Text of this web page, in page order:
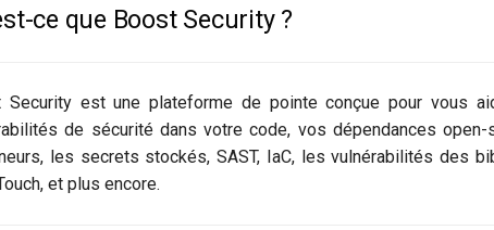
ce que Boost Security ?
Security est une plateforme de pointe conçue pour vous
de sécurité dans votre code, vos dépendances
les secrets stockés, SAST, IaC, les vulnérabilités des
et plus encore.